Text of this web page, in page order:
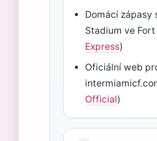
Domácí zápasy
Stadium ve
Express)
Oficiální web
Official)